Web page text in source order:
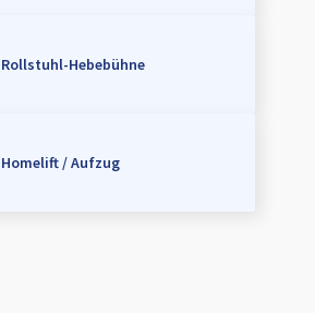
Rollstuhl-Hebebühne
Homelift / Aufzug